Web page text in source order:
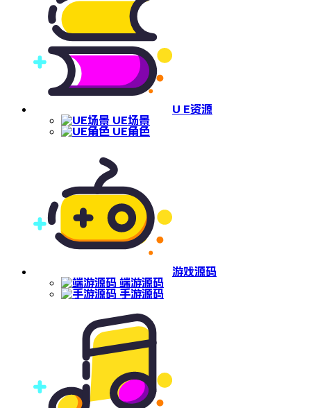
U E资源
UE场景
UE角色
游戏源码
端游源码
手游源码